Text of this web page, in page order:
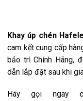
Khay úp chén Hafele
cam kết cung cấp
bảo trì Chính Hãng,
dẫn lắp đặt sau khi
Hãy gọi ngay